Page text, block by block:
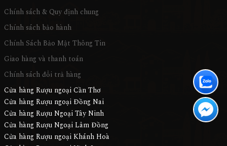
Chính sách & Quy định chung
Chính sách bảo hành
Chính Sách Bảo Mật Thông Tin
Giao hàng và thanh toán
Chính sách đổi trả hàng
Cửa hàng Rượu ngoại Cần Thơ
Cửa hàng Rượu ngoại Đồng Nai
Cửa hàng Rượu Ngoại Tây Ninh
Cửa hàng Rượu Ngoại Lâm Đồng
Cửa hàng Rượu ngoại Khánh Hoà